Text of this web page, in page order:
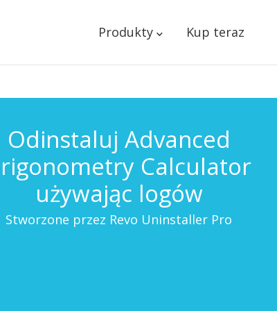
Produkty Kup teraz
Odinstaluj Advanced
Calculator
używając logów
Stworzone przez Revo Uninstaller Pro